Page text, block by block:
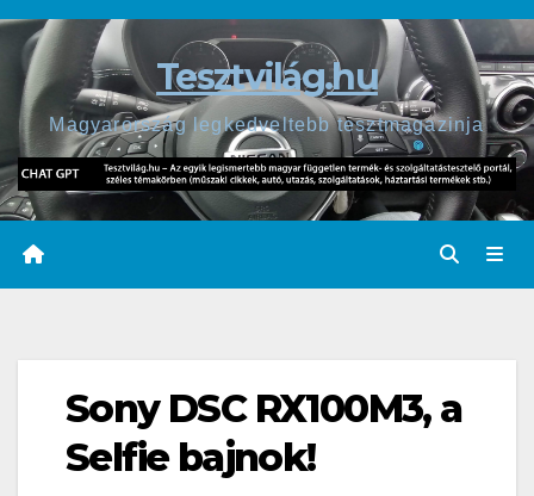
Skip
content
Tesztvilág.hu
Magyarország legkedveltebb tesztmagazinja
Sony DSC RX100M3, a
Selfie bajnok!